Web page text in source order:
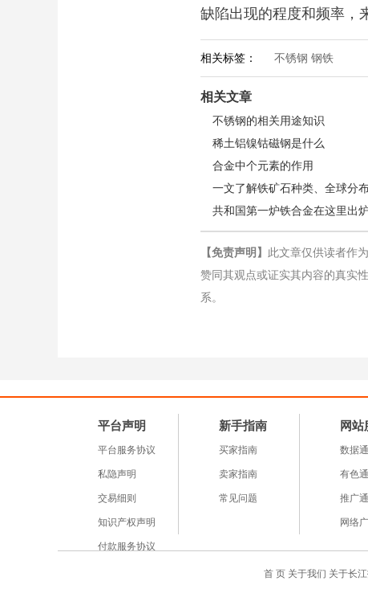
缺陷出现的程度和频率，
相关标签： 不锈钢 钢铁
相关文章
不锈钢的相关用途知识
稀土铝镍钴磁钢是什么
合金中个元素的作用
一文了解铁矿石种类、全球分
共和国第一炉铁合金在这里
【免责声明】 此文章仅供读者作
赞同其观点或证实其内容的真实
系。
平台声明
平台服务协议
私隐声明
交易细则
知识产权声明
付款服务协议
新手指南
买家指南
卖家指南
常见问题
网站
数据
有色
推广
网络
首 页 关于我们 关于长